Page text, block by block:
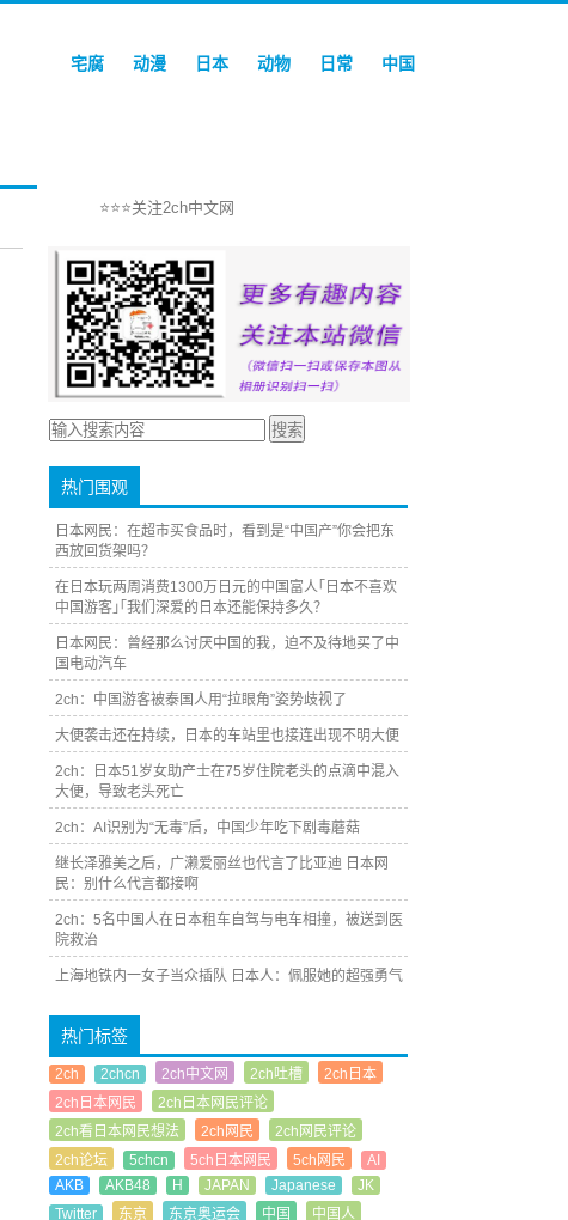
宅腐 动漫 日本 动物 日常 中国
⭐⭐⭐关注2ch中文网
热门围观
日本网民：在超市买食品时，看到是“中国产”你会把东
西放回货架吗？
在日本玩两周消费1300万日元的中国富人｢日本不喜欢
中国游客｣｢我们深爱的日本还能保持多久？
日本网民：曾经那么讨厌中国的我，迫不及待地买了中
国电动汽车
2ch：中国游客被泰国人用“拉眼角”姿势歧视了
大便袭击还在持续，日本的车站里也接连出现不明大便
2ch：日本51岁女助产士在75岁住院老头的点滴中混入
大便，导致老头死亡
2ch：AI识别为“无毒”后，中国少年吃下剧毒蘑菇
继长泽雅美之后，广濑爱丽丝也代言了比亚迪 日本网
民：别什么代言都接啊
2ch：5名中国人在日本租车自驾与电车相撞，被送到医
院救治
上海地铁内一女子当众插队 日本人：佩服她的超强勇气
热门标签
2ch 2chcn 2ch中文网 2ch吐槽
2ch日本
2ch日本网民
2ch日本网民评论
2ch看日本网民想法
2ch网民
2ch网民评论
2ch论坛
5chcn 5ch日本网民 5ch网民
AI
AKB
AKB48 H JAPAN Japanese
JK
Twitter
东京 东京奥运会 中国
中国人